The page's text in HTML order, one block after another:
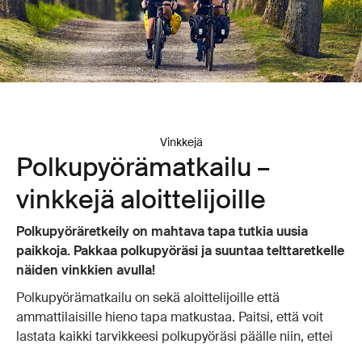
Vinkkejä
Polkupyörämatkailu –
vinkkejä aloittelijoille
Polkupyöräretkeily on mahtava tapa tutkia uusia
paikkoja. Pakkaa polkupyöräsi ja suuntaa telttaretkelle
näiden vinkkien avulla!
Polkupyörämatkailu on sekä aloittelijoille että
ammattilaisille hieno tapa matkustaa. Paitsi, että voit
lastata kaikki tarvikkeesi polkupyöräsi päälle niin, ettei